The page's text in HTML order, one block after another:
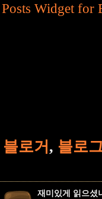
Widget for
로거 , 블로
재미있게 읽으셨